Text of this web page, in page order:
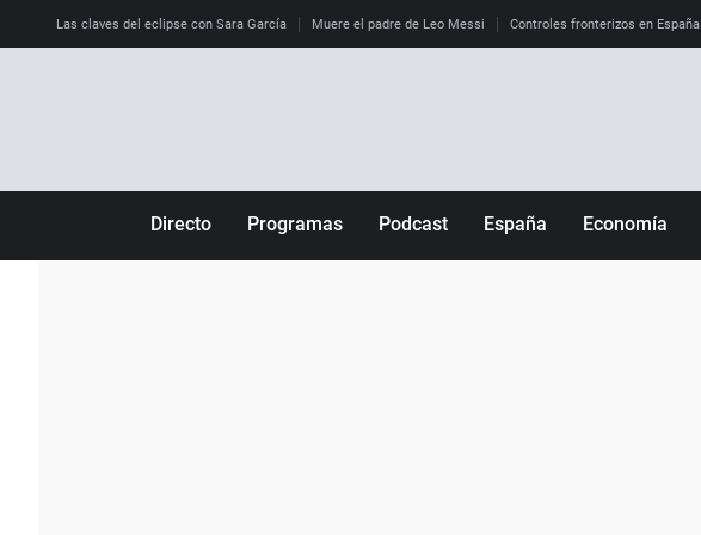
Las claves del eclipse con Sara García Muere el padre de Leo Messi Controles fronterizos en España
Directo Programas Podcast España Economía